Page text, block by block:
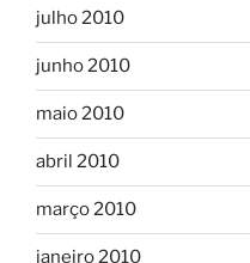
julho 2010
junho 2010
maio 2010
abril 2010
março 2010
janeiro 2010